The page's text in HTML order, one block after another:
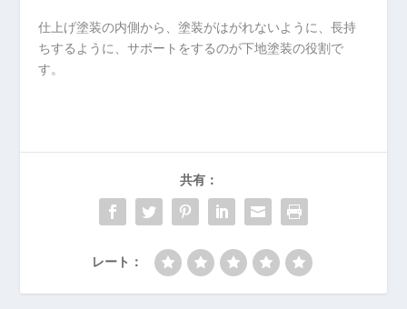
仕上げ塗装の内側から、塗装がはがれないように、長持
ちするように、サポートをするのが下地塗装の役割で
す。
共有：
レート：